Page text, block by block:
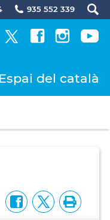
935 552 339
Espai del català